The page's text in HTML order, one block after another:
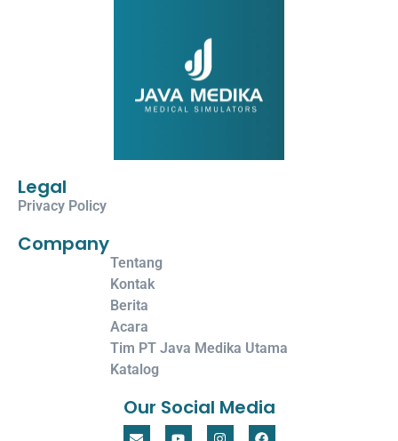
Legal
Privacy Policy
Tentang
Kontak
Berita
Acara
Tim PT Java Medika Utama
Katalog
Company
Our Social Media